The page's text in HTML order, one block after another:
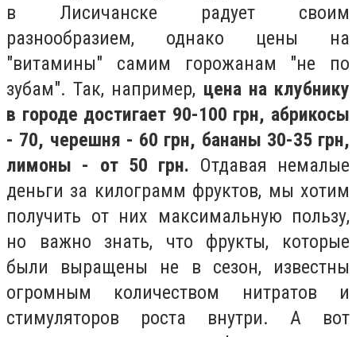
в Лисичанске радует своим
разнообразием, однако цены на
"витамины" самим горожанам "не по
зубам". Так, например, цена на клубнику
в городе достигает 90-100 грн, абрикосы
- 70, черешня - 60 грн, бананы 30-35 грн,
лимоны - от 50 грн. Отдавая немалые
деньги за килограмм фруктов, мы хотим
получить от них максимальную пользу,
но важно знать, что фрукты, которые
были выращены не в сезон, известны
огромным количеством нитратов и
стимуляторов роста внутри. А вот